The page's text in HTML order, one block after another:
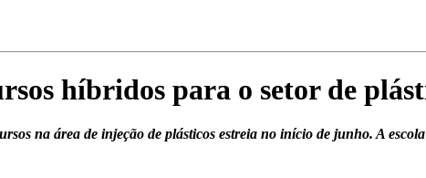
híbridos para o setor de
na área de injeção de plásticos estreia no início de junho. A